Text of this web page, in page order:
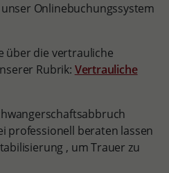
Onlinebuchungssystem
über die vertrauliche
Rubrik: Vertrauliche
professionell beraten lassen
, um Trauer zu